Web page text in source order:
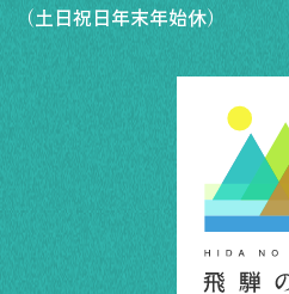
（土日祝日年末年始休）